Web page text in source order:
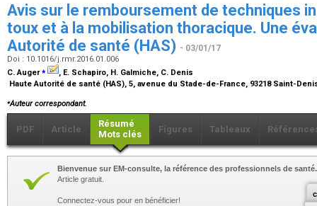
Avis sur le remboursement de techniques
toux et à la mobilisation thoracique. Une
Autorité de santé (HAS) - 03/01/17
Doi : 10.1016/j.rmr.2016.01.006
C. Auger⁎
, E. Schapiro, H. Galmiche, C. Denis
Haute Autorité de santé (HAS), 5, avenue du Stade-de-France, 93218 Saint-
⁎Auteur correspondant.
PDF Article
Résumé
Mots clés
Figures Tableaux
Bienvenue sur EM-consulte, la référence des professionnels de santé.
Article gratuit.
Connectez-vous pour en bénéficier!